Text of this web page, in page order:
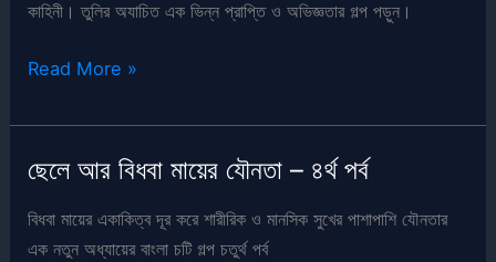
কাহিনী। তুলির অযাচিত এক ভিন্ন প্রাপ্তি ও অভিজ্ঞতার গল্প পড়ুন।
দাম্পত্যের
শৃঙ্খল
পর্ব
০৫
Read More »
ছেলে আর বিধবা মায়ের যৌনতা – ৪র্থ পর্ব
বিধবা মায়ের একাকিত্ব দূর করে শারীরিক ও মানসিক সুখের পাশাপাশি যৌনতার
এক নতুন অধ্যায়ের বাংলা চটি গল্প চতুর্থ পর্ব